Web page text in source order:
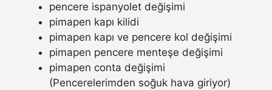
pencere ispanyolet değişimi
pimapen kapı kilidi
pimapen kapı ve pencere kol değişimi
pimapen pencere menteşe değişimi
pimapen conta değişimi
(Pencerelerimden soğuk hava giriyor)